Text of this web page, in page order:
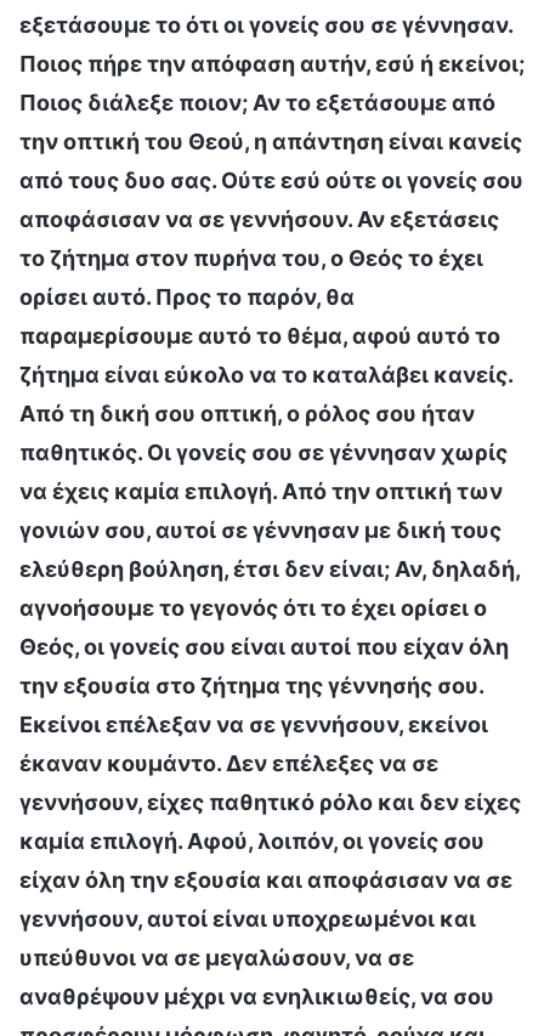
εξετάσουμε το ότι οι γονείς σου σε γέννησαν.
Ποιος πήρε την απόφαση αυτήν, εσύ ή εκείνοι;
Ποιος διάλεξε ποιον; Αν το εξετάσουμε από
την οπτική του Θεού, η απάντηση είναι κανείς
από τους δυο σας. Ούτε εσύ ούτε οι γονείς σου
αποφάσισαν να σε γεννήσουν. Αν εξετάσεις
το ζήτημα στον πυρήνα του, ο Θεός το έχει
ορίσει αυτό. Προς το παρόν, θα
παραμερίσουμε αυτό το θέμα, αφού αυτό το
ζήτημα είναι εύκολο να το καταλάβει κανείς.
Από τη δική σου οπτική, ο ρόλος σου ήταν
παθητικός. Οι γονείς σου σε γέννησαν χωρίς
να έχεις καμία επιλογή. Από την οπτική των
γονιών σου, αυτοί σε γέννησαν με δική τους
ελεύθερη βούληση, έτσι δεν είναι; Αν, δηλαδή,
αγνοήσουμε το γεγονός ότι το έχει ορίσει ο
Θεός, οι γονείς σου είναι αυτοί που είχαν όλη
την εξουσία στο ζήτημα της γέννησής σου.
Εκείνοι επέλεξαν να σε γεννήσουν, εκείνοι
έκαναν κουμάντο. Δεν επέλεξες να σε
γεννήσουν, είχες παθητικό ρόλο και δεν είχες
καμία επιλογή. Αφού, λοιπόν, οι γονείς σου
είχαν όλη την εξουσία και αποφάσισαν να σε
γεννήσουν, αυτοί είναι υποχρεωμένοι και
υπεύθυνοι να σε μεγαλώσουν, να σε
αναθρέψουν μέχρι να ενηλικιωθείς, να σου